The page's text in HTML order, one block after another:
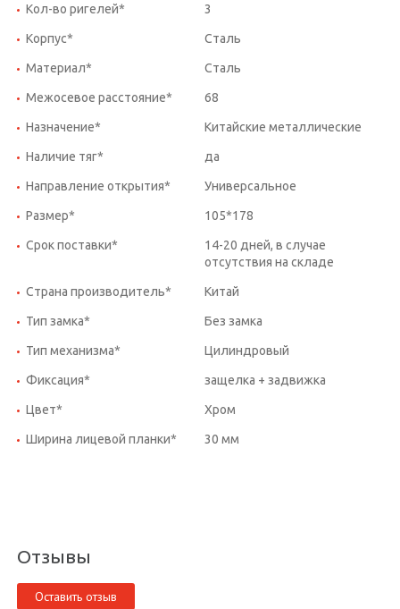
Кол-во ригелей* 3
Корпус* Сталь
Материал* Сталь
Межосевое расстояние* 68
Назначение* Китайские металлические
Наличие тяг* да
Направление открытия* Универсальное
Размер* 105*178
Срок поставки*
14-20 дней, в случае
отсутствия на складе
Страна производитель* Китай
Тип замка* Без замка
Тип механизма* Цилиндровый
Фиксация* защелка + задвижка
Цвет* Хром
Ширина лицевой планки* 30 мм
Отзывы
Оставить отзыв